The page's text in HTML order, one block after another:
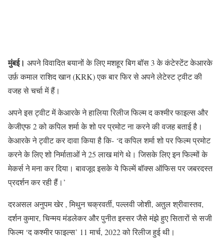
मुंबई। अपने विवादित बयानों के लिए मशहूर बिग बॉस 3 के कंटेस्टेंट केआरके
उर्फ़ कमाल राशिद खान (KRK) एक बार फिर से अपने लेटेस्ट ट्वीट की
वजह से चर्चा में हैं।
अपने इस ट्वीट में केआरके ने हालिया रिलीज फिल्म द कश्मीर फाइल्स और
केजीएफ 2 को कपिल शर्मा के शो पर प्रमोट ना करने की वजह बताई है।
केआरके ने ट्वीट कर दावा किया है कि- ‘द कपिल शर्मा शो पर फिल्म प्रमोट
करने के लिए शो निर्माताओं ने 25 लाख मांगे थे। जिसके लिए इन फिल्मों के
मेकर्स ने मना कर दिया। बावजूद इसके ये फिल्में बॉक्स ऑफिस पर जबरदस्त
प्रदर्शन कर रही हैं।’
दरअसल अनुपम खेर , मिथुन चक्रवर्ती, पल्लवी जोशी, अतुल श्रीवास्तव,
दर्शन कुमार, चिन्मय मंडलेकर और पुनीत इस्सर जैसे मंझे हुए सितारों से सजी
फिल्म ‘द कश्मीर फाइल्स’ 11 मार्च, 2022 को रिलीज हुई थी।